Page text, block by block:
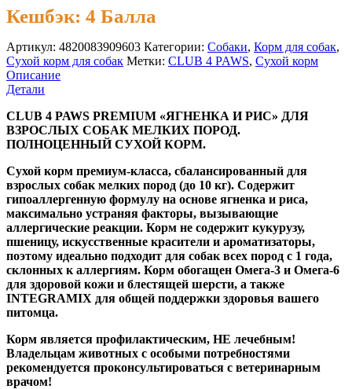
Кешбэк: 4 Балла
Артикул: 4820083909603 Категории: Cобаки, Корм для собак,
Сухой корм для собак Метки: CLUB 4 PAWS, Сухой корм
Описание
Детали
CLUB 4 PAWS PREMIUM «ЯГНЕНКА И РИС» ДЛЯ
ВЗРОСЛЫХ СОБАК МЕЛКИХ ПОРОД.
ПОЛНОЦЕННЫЙ СУХОЙ КОРМ.
Сухой корм премиум-класса, сбалансированный для
взрослых собак мелких пород (до 10 кг). Содержит
гипоаллергенную формулу на основе ягненка и риса,
максимально устраняя факторы, вызывающие
аллергические реакции. Корм не содержит кукурузу,
пшеницу, искусственные красители и ароматизаторы,
поэтому идеально подходит для собак всех пород с 1 года,
склонных к аллергиям. Корм обогащен Омега-3 и Омега-6
для здоровой кожи и блестящей шерсти, а также
INTEGRAMIX для общей поддержки здоровья вашего
питомца.
Корм является профилактическим, НЕ лечебным!
Владельцам животных с особыми потребностями
рекомендуется проконсультироваться с ветеринарным
врачом!